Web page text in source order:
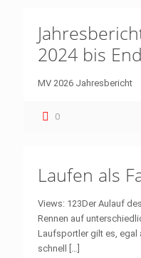
2024 bis
MV 2026 Jahresbericht
0
Laufen als
Views: 123Der Aulauf
Rennen auf
Laufsportler gilt es,
schnell
[…]